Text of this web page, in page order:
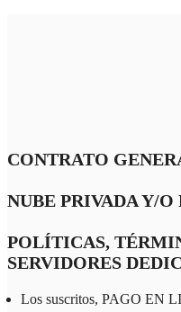
CONTRATO
NUBE PRIVADA Y/O
POLÍTICAS,
SERVIDORES
Los suscritos, PAGO EN